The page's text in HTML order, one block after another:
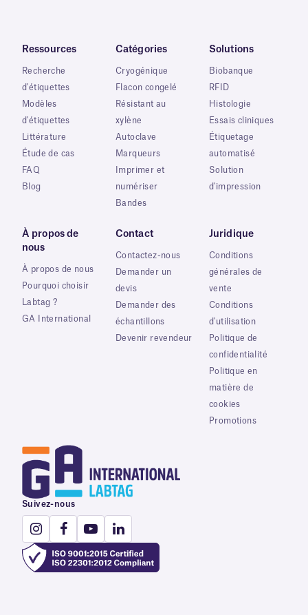
Ressources
Recherche
d'étiquettes
Modèles
d'étiquettes
Littérature
Étude de cas
FAQ
Blog
Catégories
Cryogénique
Flacon congelé
Résistant au
xylène
Autoclave
Marqueurs
Imprimer et
numériser
Bandes
Solutions
Biobanque
RFID
Histologie
Essais cliniques
Étiquetage
automatisé
Solution
d'impression
À propos de
nous
À propos de nous
Pourquoi choisir
Labtag ?
GA International
Contact
Contactez-nous
Demander un
devis
Demander des
échantillons
Devenir revendeur
Juridique
Conditions
générales de
vente
Conditions
d'utilisation
Politique de
confidentialité
Politique en
matière de
cookies
Promotions
Suivez-nous